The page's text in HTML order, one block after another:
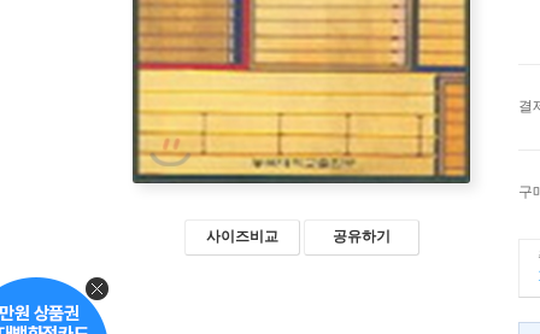
사이즈비교 공유하기
결
구